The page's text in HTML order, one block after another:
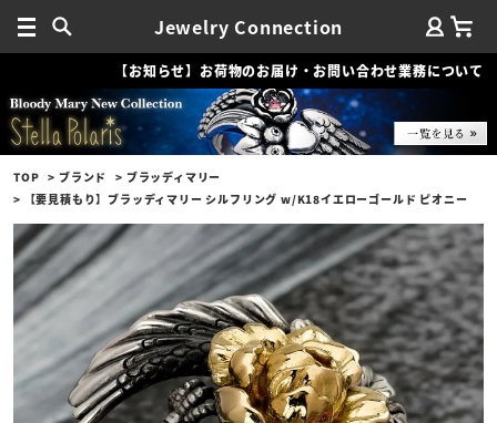
Jewelry Connection
【お知らせ】お荷物のお届け・お問い合わせ業務について
TOP ブランド
ブラッディマリー
【要見積もり】ブラッディマリー シルフリング w/K18イエローゴールド ピオニー